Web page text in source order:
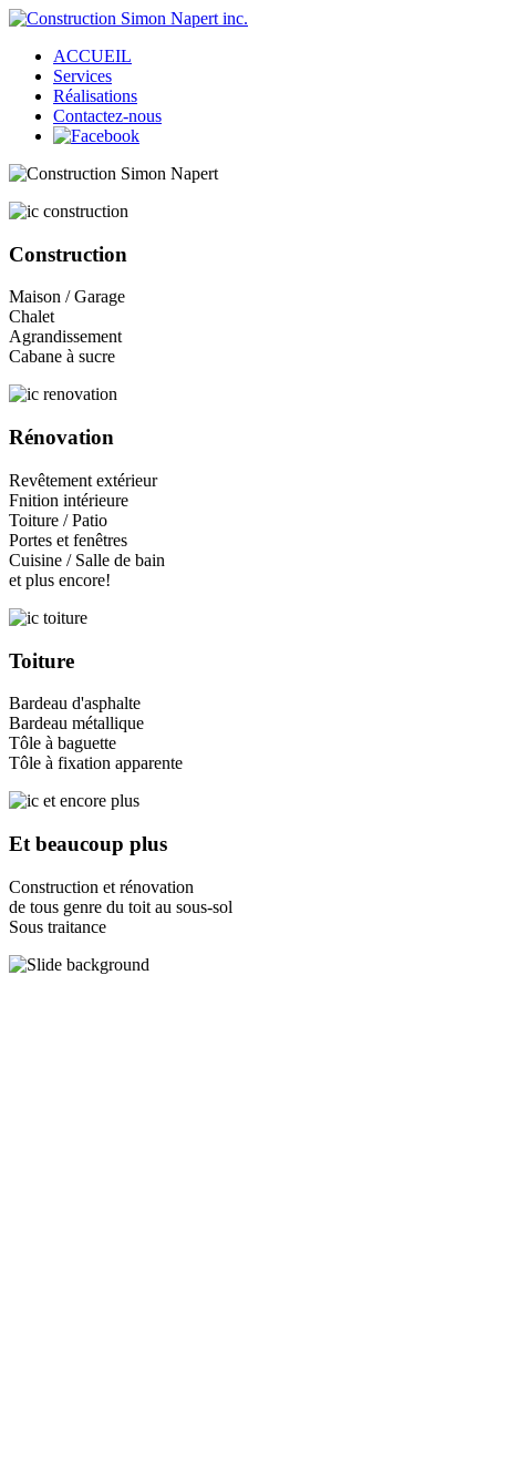
ACCUEIL
Services
Réalisations
Contactez-nous
Construction
Maison / Garage
Chalet
Agrandissement
Cabane à sucre
Rénovation
Revêtement extérieur
Fnition intérieure
Toiture / Patio
Portes et fenêtres
Cuisine / Salle de bain
et plus encore!
Toiture
Bardeau d'asphalte
Bardeau métallique
Tôle à baguette
Tôle à fixation apparente
Et beaucoup plus
Construction et rénovation
de tous genre du toit au sous-sol
Sous traitance